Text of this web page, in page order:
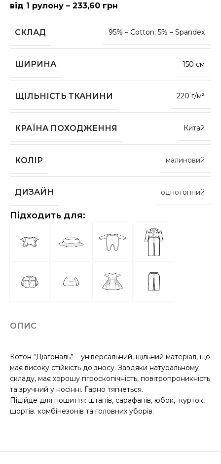
від 1 рулону – 233,60 грн
СКЛАД 95% – Cotton; 5% – Spandex
ШИРИНА 150 см
ЩІЛЬНІСТЬ ТКАНИНИ 220 г/м²
КРАЇНА ПОХОДЖЕННЯ Китай
КОЛІР малиновий
ДИЗАЙН однотонний
Підходить для:
ОПИС
Котон “Діагональ” – універсальний, щільний матеріал, що
має високу стійкість до зносу. Завдяки натуральному
складу, має хорошу гігроскопічність, повітропроникність
та зручний у носінні. Гарно тягнеться.
Підійде для пошиття: штанів, сарафанів, юбок, курток,
шортів. комбінезонів та головних уборів.